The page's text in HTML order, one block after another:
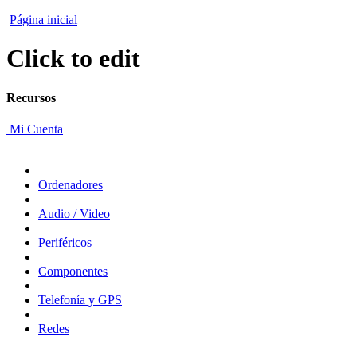
Página inicial
Click to edit
Recursos
Mi Cuenta
Ordenadores
Audio / Video
Periféricos
Componentes
Telefonía y GPS
Redes